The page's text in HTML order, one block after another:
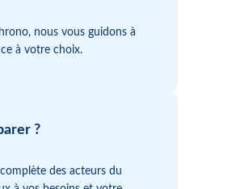
nous vous guidons à
à votre choix.
?
des acteurs du